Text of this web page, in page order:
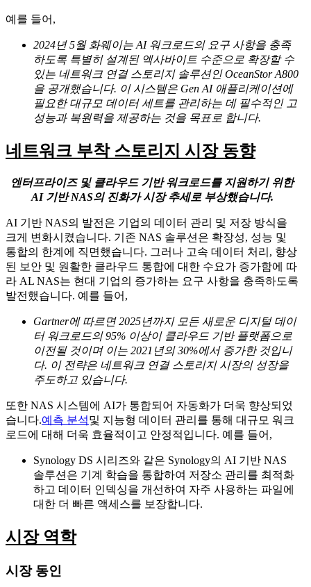
예를 들어,
2024년 5월 화웨이는 AI 워크로드의 요구 사항을 충족
하도록 특별히 설계된 엑사바이트 수준으로 확장할 수
있는 네트워크 연결 스토리지 솔루션인 OceanStor A800
을 공개했습니다. 이 시스템은 Gen AI 애플리케이션에
필요한 대규모 데이터 세트를 관리하는 데 필수적인 고
성능과 복원력을 제공하는 것을 목표로 합니다.
네트워크 부착 스토리지 시장 동향
엔터프라이즈 및 클라우드 기반 워크로드를 지원하기 위한
AI 기반 NAS의 진화가 시장 추세로 부상했습니다.
AI 기반 NAS의 발전은 기업의 데이터 관리 및 저장 방식을
크게 변화시켰습니다. 기존 NAS 솔루션은 확장성, 성능 및
통합의 한계에 직면했습니다. 그러나 고속 데이터 처리, 향상
된 보안 및 원활한 클라우드 통합에 대한 수요가 증가함에 따
라 AL NAS는 현대 기업의 증가하는 요구 사항을 충족하도록
발전했습니다. 예를 들어,
Gartner에 따르면 2025년까지 모든 새로운 디지털 데이
터 워크로드의 95% 이상이 클라우드 기반 플랫폼으로
이전될 것이며 이는 2021년의 30%에서 증가한 것입니
다. 이 전략은 네트워크 연결 스토리지 시장의 성장을
주도하고 있습니다.
또한 NAS 시스템에 AI가 통합되어 자동화가 더욱 향상되었
습니다.예측 분석및 지능형 데이터 관리를 통해 대규모 워크
로드에 대해 더욱 효율적이고 안정적입니다. 예를 들어,
Synology DS 시리즈와 같은 Synology의 AI 기반 NAS
솔루션은 기계 학습을 통합하여 저장소 관리를 최적화
하고 데이터 인덱싱을 개선하여 자주 사용하는 파일에
대한 더 빠른 액세스를 보장합니다.
시장 역학
시장 동인